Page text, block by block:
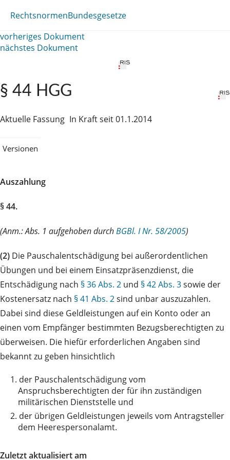
RechtsnormenBundesgesetze
vorheriges Dokument
nächstes Dokument
§ 44 HGG
Aktuelle Fassung In Kraft seit 01.1.2014
Versionen
Auszahlung
§ 44.
(Anm.: Abs. 1 aufgehoben durchBGBl. I Nr. 58/2005)
(2) Die Pauschalentschädigung bei außerordentlichen
Übungen und bei einem Einsatzpräsenzdienst, die
Entschädigung nach § 36 Abs. 2 und § 42 Abs. 3sowie der
Kostenersatz nach § 41 Abs. 2sind unbar auszuzahlen.
Dabei sind diese Geldleistungen auf ein Konto oder an
einen vom Empfänger bestimmten Bezugsberechtigten zu
überweisen. Die hiefür erforderlichen Angaben sind
bekannt zu geben hinsichtlich
1. der Pauschalentschädigung vom
Anspruchsberechtigten der für ihn zuständigen
militärischen Dienststelle und
2. der übrigen Geldleistungen jeweils vom Antragsteller
dem Heerespersonalamt.
Zuletzt aktualisiert am